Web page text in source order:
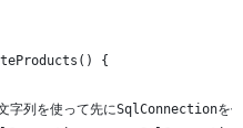
{
列を使って先にSqlConnectionを